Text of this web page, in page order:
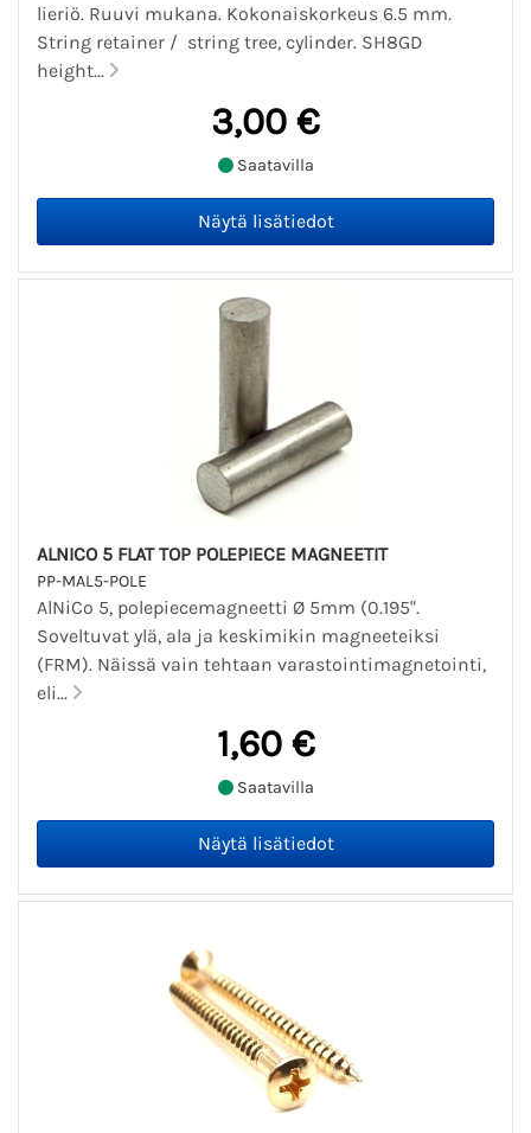
lieriö. Ruuvi mukana. Kokonaiskorkeus 6.5 mm.
String retainer / string tree, cylinder. SH8GD
height...
3,00 €
Saatavilla
ALNICO 5 FLAT TOP POLEPIECE MAGNEETIT
PP-MAL5-POLE
AlNiCo 5, polepiecemagneetti Ø 5mm (0.195".
Soveltuvat ylä, ala ja keskimikin magneeteiksi
(FRM). Näissä vain tehtaan varastointimagnetointi,
eli...
1,60 €
Saatavilla